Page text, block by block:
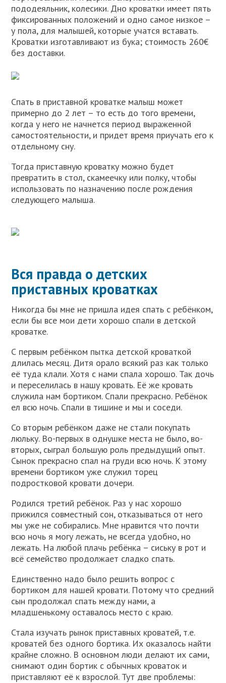
пододеяльник, колесики. Дно кроватки имеет пять
фиксированных положений и одно самое низкое –
у пола, для малышей, которые учатся вставать.
Кроватки изготавливают из бука; стоимость 260€
без доставки.
Спать в приставной кроватке малыш может
примерно до 2 лет – то есть до того времени,
когда у него не начнется период выраженной
самостоятельности, и придет время приучать его к
отдельному сну.
Тогда приставную кроватку можно будет
превратить в стол, скамеечку или полку, чтобы
использовать по назначению после рождения
следующего малыша.
Вся правда о детских
приставных кроватках
Никогда бы мне не пришла идея спать с ребёнком,
если бы все мои дети хорошо спали в детской
кроватке.
С первым ребёнком пытка детской кроваткой
длилась месяц. Дитя орало всякий раз как только
её туда клали. Хотя с нами спала хорошо. Так дочь
и переселилась в нашу кровать. Её же кровать
служила нам бортиком. Спали прекрасно. Ребёнок
ел всю ночь. Спали в тишине и мы и соседи.
Со вторым ребёнком даже не стали покупать
люльку. Во-первых в однушке места не было, во-
вторых, сыграл большую роль предыдущий опыт.
Сынок прекрасно спал на груди всю ночь. К этому
времени бортиком уже служил торец
подростковой кровати дочери.
Родился третий ребёнок. Раз у нас хорошо
прижился совместный сон, отказываться от него
мы уже не собирались. Мне нравится что почти
всю ночь я могу лежать, не всегда удобно, но
лежать. На любой плачь ребёнка – сиську в рот и
всё семейство продолжает сладко спать.
Единственно надо было решить вопрос с
бортиком для нашей кровати. Потому что средний
сын продолжал спать между нами, а
младшенькому оставалось место с краю.
Стала изучать рынок приставных кроватей, т.е.
кроватей без одного бортика. Их оказалось найти
крайне сложно. В основном люди делают их сами,
снимают один бортик с обычных кроваток и
приставляют её к взрослой. Тут две проблемы: